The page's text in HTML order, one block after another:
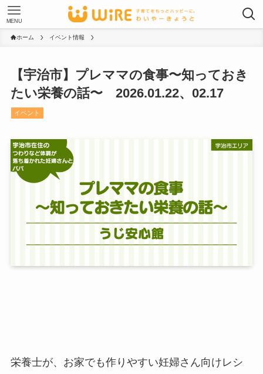
MENU
ホーム イベント情報
【宇治市】プレママの食事〜知っておき
たい栄養の話〜 2026.01.22、02.17
イベント
栄養士が、お家でも作りやすい妊婦さん向けレシ